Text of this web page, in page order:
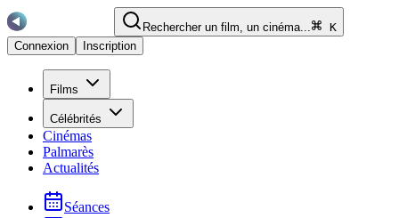
Rechercher un film, un cinéma...
K
Connexion
Inscription
Films
Célébrités
Cinémas
Palmarès
Actualités
Séances